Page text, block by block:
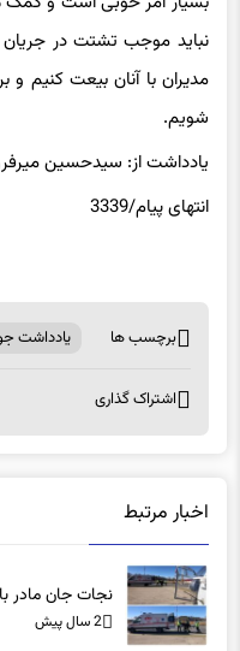
نباید موجب تشتت در
مدیران با آنان بیعت کنیم و
شویم.
یادداشت از: سیدحسین
انتهای پیام/3339
برچسب ها یادداشت
اشتراک گذاری
اخبار مرتبط
نجات جان مادر باردار۳۸ ساله
2 سال پیش